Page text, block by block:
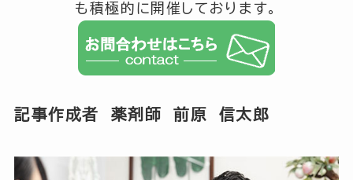
も積極的に開催しております。
記事作成者 薬剤師 前原 信太郎